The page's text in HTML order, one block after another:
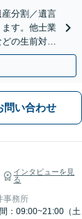
産分割／遺言
す。他士業
の生前対策
問い合わせ
インタビューを見
る
事務所
：09:00~21:00（土